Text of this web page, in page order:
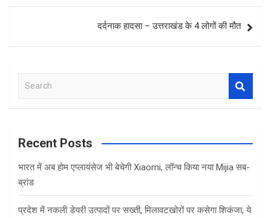
दर्दनाक हादसा – उत्तराखंड के 4 लोगों की मौत
a
c
Recent Posts
भारत में अब होम एप्लायंसेज भी बेचेगी Xiaomi, लॉन्च किया नया Mijia सब-
ब्रांड
प्रदेश में नकली डेयरी उत्पादों पर सख्ती, मिलावटखोरों पर कसेगा शिकंजा, ये